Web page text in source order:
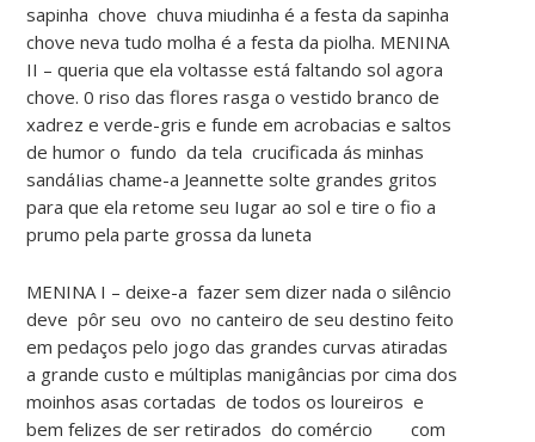
sapinha chove chuva miudinha é a festa da sapinha
chove neva tudo molha é a festa da piolha. MENINA
II – queria que ela voltasse está faltando sol agora
chove. 0 riso das flores rasga o vestido branco de
xadrez e verde-gris e funde em acrobacias e saltos
de humor o fundo da tela crucificada ás minhas
sandáIias chame-a Jeannette solte grandes gritos
para que ela retome seu Iugar ao sol e tire o fio a
prumo pela parte grossa da luneta
MENINA I – deixe-a fazer sem dizer nada o silêncio
deve pôr seu ovo no canteiro de seu destino feito
em pedaços pelo jogo das grandes curvas atiradas
a grande custo e múltiplas manigâncias por cima dos
moinhos asas cortadas de todos os loureiros e
bem felizes de ser retirados do comércio com